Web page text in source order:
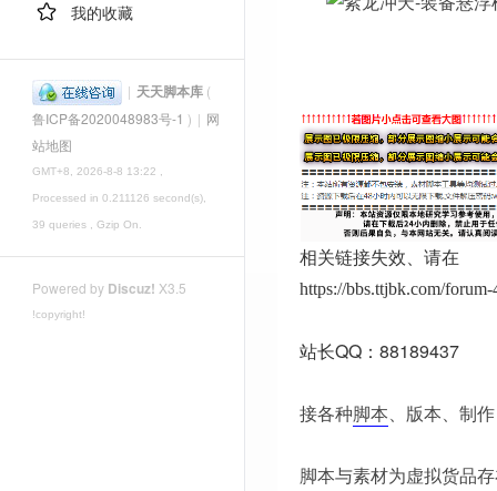
我的收藏
| 天天脚本库 (
鲁ICP备2020048983号-1 ) | 网
站地图
GMT+8, 2026-8-8 13:22 ,
Processed in 0.211126 second(s),
39 queries , Gzip On.
Powered by Discuz! X3.5
!copyright!
相关链接失效、请在
https://bbs.ttjbk.com/
站长QQ：88189437
接各种脚本、版本、制
脚本与素材为虚拟货品